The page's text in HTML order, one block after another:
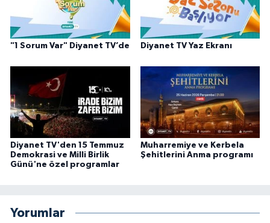
"1 Sorum Var" Diyanet TV’de Diyanet TV Yaz Ekranı
Diyanet TV'den 15 Temmuz
Demokrasi ve Milli Birlik
Günü'ne özel programlar
Muharremiye ve Kerbela
Şehitlerini Anma programı
Yorumlar
Hatay Müftülüğü
Isparta Müftülüğü
İstanbul Müftülüğü
İzmir Müftülüğü
Karabük Müftülüğü